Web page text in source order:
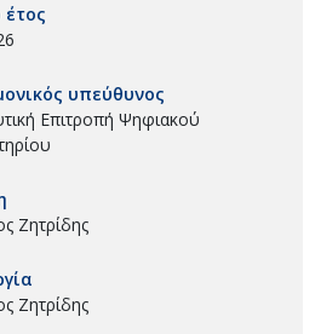
έτος
υπεύθυνος
Επιτροπή Ψηφιακού
Ζητρίδης
Ζητρίδης